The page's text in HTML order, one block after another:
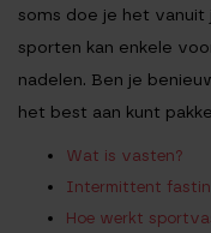
soms doe je het
sporten kan enkele
nadelen. Ben je
het best aan kunt
Wat is vasten?
Intermittent
Hoe werkt